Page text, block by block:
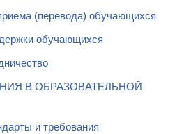
(перевода) обучающихся
обучающихся
В ОБРАЗОВАТЕЛЬНОЙ
и требования